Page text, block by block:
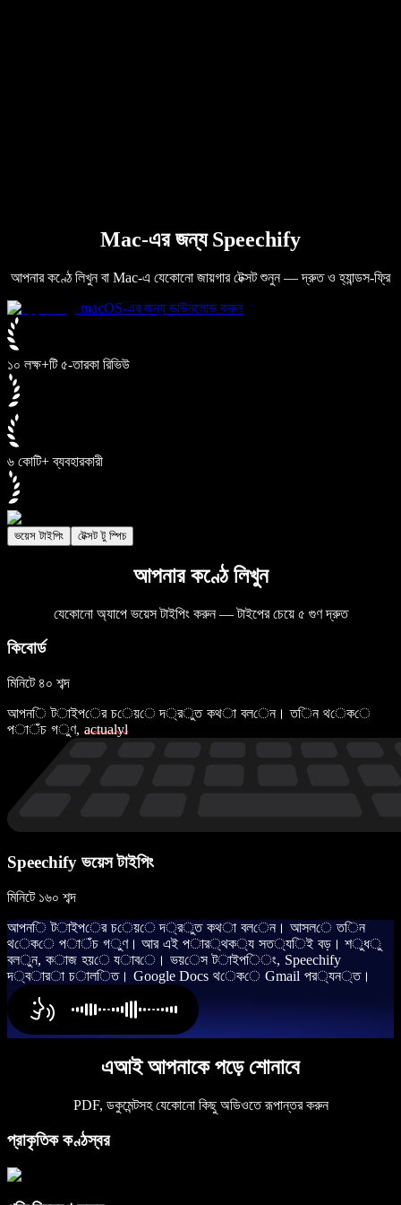
ডেভেলপারদের জন্য স্পিচিফাই
Mac-এর জন্য Speechify
আপনার কণ্ঠে লিখুন বা Mac-এ যেকোনো জায়গার টেক্সট শুনুন — দ্রুত ও হ্যান্ডস-ফ্রি
macOS-এর জন্য ডাউনলোড করুন
১০ লক্ষ+টি ৫-তারকা রিভিউ
৬ কোটি+ ব্যবহারকারী
ভয়েস টাইপিং টেক্সট টু স্পিচ
আপনার কণ্ঠে লিখুন
যেকোনো অ্যাপে ভয়েস টাইপিং করুন — টাইপের চেয়ে ৫ গুণ দ্রুত
কিবোর্ড
মিনিটে ৪০ শব্দ
আপনি টাইপের চেয়ে দ্রুত কথা বলেন। তিন থেকে
পাঁচ গুণ, actualyl
Speechify ভয়েস টাইপিং
মিনিটে ১৬০ শব্দ
আপনি টাইপের চেয়ে দ্রুত কথা বলেন। আসলে তিন
থেকে পাঁচ গুণ। আর এই পার্থক্য সত্যিই বড়। শুধু
বলুন, কাজ হয়ে যাবে । ভয়েস টাইপিং, Speechify
দ্বারা চালিত। Google Docs থেকে Gmail পর্যন্ত।
এআই আপনাকে পড়ে শোনাবে
PDF, ডকুমেন্টসহ যেকোনো কিছু অডিওতে রূপান্তর করুন
প্রাকৃতিক কণ্ঠস্বর